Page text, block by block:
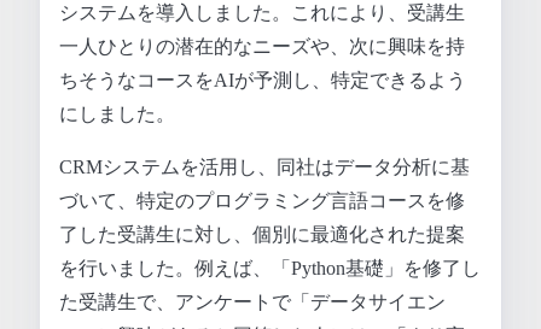
システムを導入しました。これにより、受講生
一人ひとりの潜在的なニーズや、次に興味を持
ちそうなコースをAIが予測し、特定できるよう
にしました。
CRMシステムを活用し、同社はデータ分析に基
づいて、特定のプログラミング言語コースを修
了した受講生に対し、個別に最適化された提案
を行いました。例えば、「Python基礎」を修了し
た受講生で、アンケートで「データサイエン